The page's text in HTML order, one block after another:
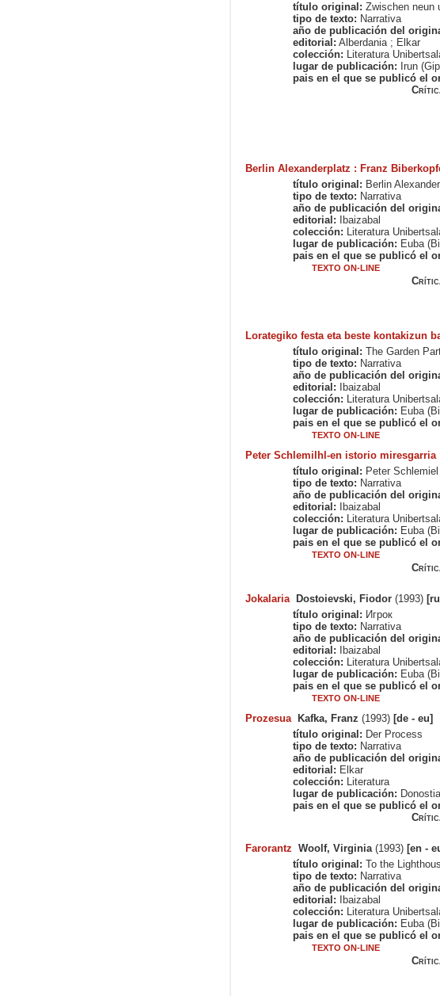
título original: Zwischen neun
tipo de texto: Narrativa
año de publicación del
editorial: Alberdania ; Elkar
colección: Literatura
lugar de publicación: Irun
pais en el que se publicó el
Berlin Alexanderplatz : Franz
título original: Berlin
tipo de texto: Narrativa
año de publicación del
editorial: Ibaizabal
colección: Literatura
lugar de publicación: Euba
pais en el que se publicó el
TEXTO ON-LINE
Lorategiko festa eta beste kontakizun
título original: The Garden
tipo de texto: Narrativa
año de publicación del
editorial: Ibaizabal
colección: Literatura
lugar de publicación: Euba
pais en el que se publicó el
TEXTO ON-LINE
Peter Schlemilhl-en istorio miresgarria
título original: Peter Schlemiel
tipo de texto: Narrativa
año de publicación del
editorial: Ibaizabal
colección: Literatura
lugar de publicación: Euba
pais en el que se publicó el
TEXTO ON-LINE
Jokalaria
Dostoievski, Fiodor(1993)
título original: Игрок
tipo de texto: Narrativa
año de publicación del
editorial: Ibaizabal
colección: Literatura
lugar de publicación: Euba
pais en el que se publicó el
TEXTO ON-LINE
Prozesua Kafka, Franz (1993) [de - eu]
título original: Der Process
tipo de texto: Narrativa
año de publicación del
editorial: Elkar
colección: Literatura
lugar de publicación: Donostia
pais en el que se publicó el
Farorantz Woolf, Virginia(1993) [en -
título original: To the
tipo de texto: Narrativa
año de publicación del
editorial: Ibaizabal
colección: Literatura
lugar de publicación: Euba
pais en el que se publicó el
TEXTO ON-LINE